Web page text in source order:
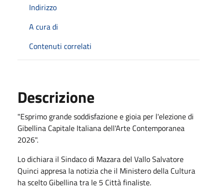
Indirizzo
A cura di
Contenuti correlati
Descrizione
"Esprimo grande soddisfazione e gioia per l'elezione di
Gibellina Capitale Italiana dell'Arte Contemporanea
2026".
Lo dichiara il Sindaco di Mazara del Vallo Salvatore
Quinci appresa la notizia che il Ministero della Cultura
ha scelto Gibellina tra le 5 Città finaliste.